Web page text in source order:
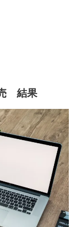
結果